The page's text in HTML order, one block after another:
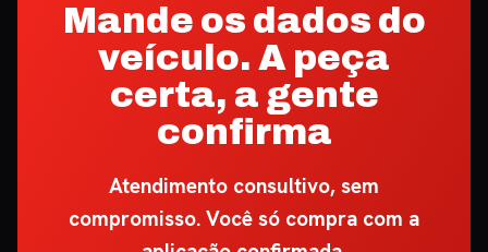
Mande os dados do
veículo. A peça
certa, a gente
confirma
Atendimento consultivo, sem
compromisso. Você só compra com a